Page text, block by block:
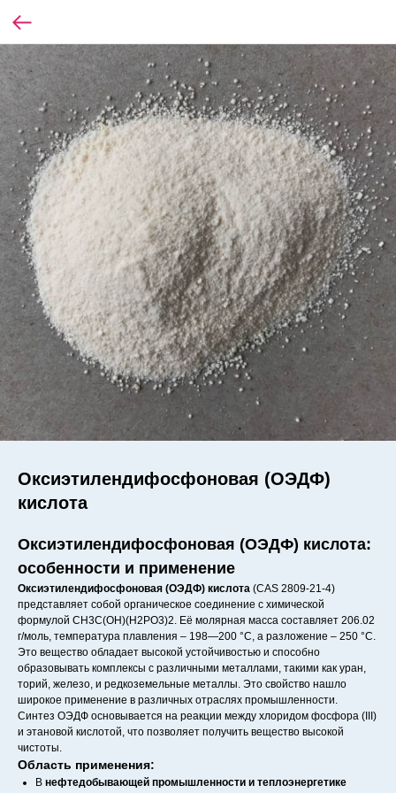
Оксиэтилендифосфоновая (ОЭДФ)
кислота
Оксиэтилендифосфоновая (ОЭДФ) кислота:
особенности и применение
Оксиэтилендифосфоновая (ОЭДФ) кислота (CAS 2809-21-4)
представляет собой органическое соединение с химической
формулой CH3C(OH)(H2PO3)2. Её молярная масса составляет 206.02
г/моль, температура плавления – 198—200 °C, а разложение – 250 °C.
Это вещество обладает высокой устойчивостью и способно
образовывать комплексы с различными металлами, такими как уран,
торий, железо, и редкоземельные металлы. Это свойство нашло
широкое применение в различных отраслях промышленности.
Синтез ОЭДФ основывается на реакции между хлоридом фосфора (III)
и этановой кислотой, что позволяет получить вещество высокой
чистоты.
Область применения:
В нефтедобывающей промышленности и теплоэнергетике